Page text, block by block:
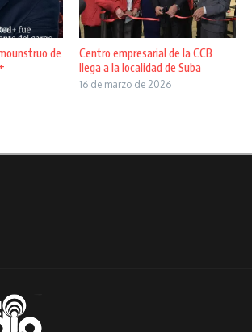
de
Centro empresarial de la CCB
llega a la localidad de Suba
16 de marzo de 2026